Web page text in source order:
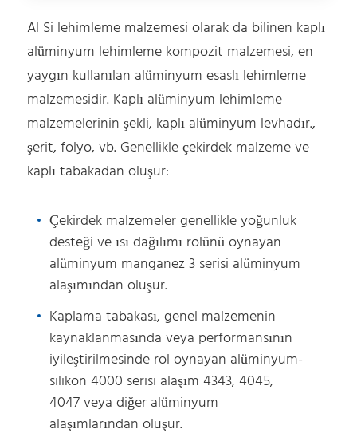
Al Si lehimleme malzemesi olarak da bilinen kaplı
alüminyum lehimleme kompozit malzemesi, en
yaygın kullanılan alüminyum esaslı lehimleme
malzemesidir. Kaplı alüminyum lehimleme
malzemelerinin şekli, kaplı alüminyum levhadır.,
şerit, folyo, vb. Genellikle çekirdek malzeme ve
kaplı tabakadan oluşur:
Çekirdek malzemeler genellikle yoğunluk
desteği ve ısı dağılımı rolünü oynayan
alüminyum manganez 3 serisi alüminyum
alaşımından oluşur.
Kaplama tabakası, genel malzemenin
kaynaklanmasında veya performansının
iyileştirilmesinde rol oynayan alüminyum-
silikon 4000 serisi alaşım 4343, 4045,
4047 veya diğer alüminyum
alaşımlarından oluşur.